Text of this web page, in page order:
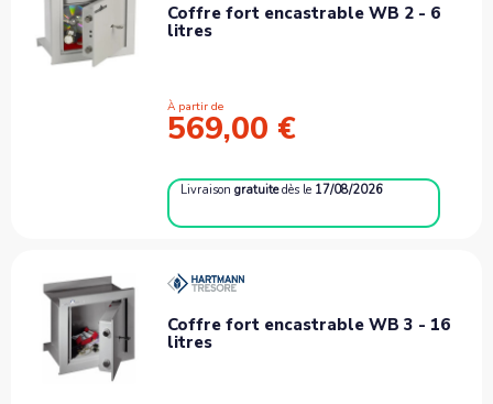
Coffre fort encastrable WB 2 - 6
litres
À partir de
569,00 €
Livraisongratuite dès le 17/08/2026
Coffre fort encastrable WB 3 - 16
litres